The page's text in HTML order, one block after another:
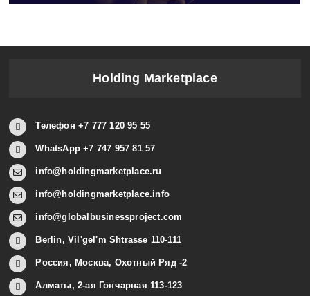
Holding Marketplace
Телефон +7 777 120 95 55
WhatsApp +7 747 957 81 57
info@holdingmarketplace.ru
info@holdingmarketplace.info
info@globalbusinessproject.com
Berlin, Vil'gel'm Shtrasse 110-111
Россия, Москва, Охотный Ряд -2
Алматы, 2-ая Гончарная 113-123